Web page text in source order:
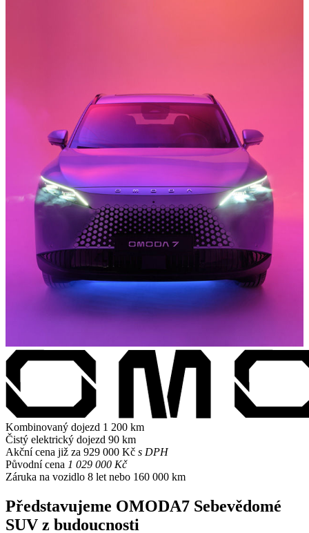
Kombinovaný dojezd 1 200 km
Čistý elektrický dojezd 90 km
Akční cena již za 929 000 Kč s DPH
Původní cena 1 029 000 Kč
Záruka na vozidlo 8 let nebo 160 000 km
Představujeme OMODA7 Sebevědomé
SUV z budoucnosti